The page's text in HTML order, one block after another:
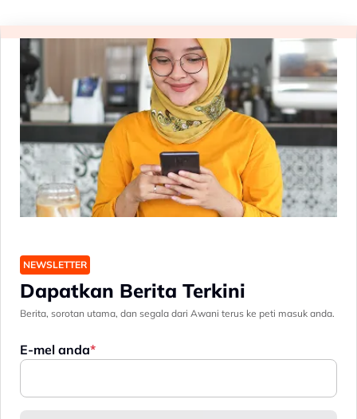
NEWSLETTER
Dapatkan Berita Terkini
Berita, sorotan utama, dan segala dari Awani terus ke peti masuk anda.
E-mel anda